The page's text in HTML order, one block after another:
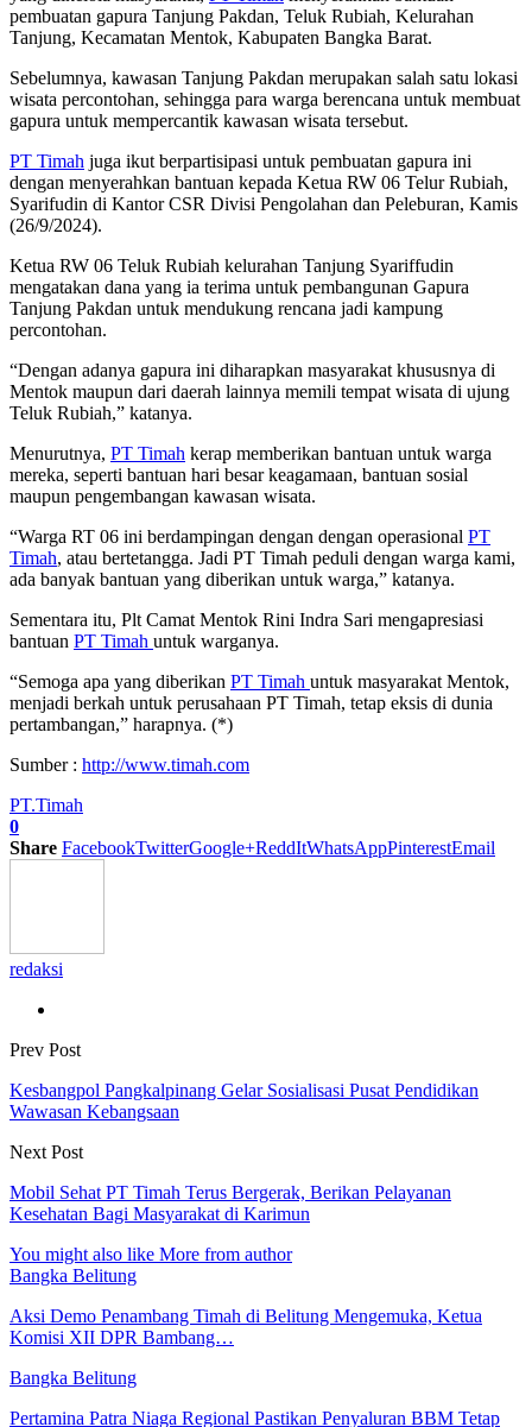
pembuatan gapura Tanjung Pakdan, Teluk Rubiah, Kelurahan
Tanjung, Kecamatan Mentok, Kabupaten Bangka Barat.
Sebelumnya, kawasan Tanjung Pakdan merupakan salah satu lokasi
wisata percontohan, sehingga para warga berencana untuk membuat
gapura untuk mempercantik kawasan wisata tersebut.
PT Timah juga ikut berpartisipasi untuk pembuatan gapura ini
dengan menyerahkan bantuan kepada Ketua RW 06 Telur Rubiah,
Syarifudin di Kantor CSR Divisi Pengolahan dan Peleburan, Kamis
(26/9/2024).
Ketua RW 06 Teluk Rubiah kelurahan Tanjung Syariffudin
mengatakan dana yang ia terima untuk pembangunan Gapura
Tanjung Pakdan untuk mendukung rencana jadi kampung
percontohan.
“Dengan adanya gapura ini diharapkan masyarakat khususnya di
Mentok maupun dari daerah lainnya memili tempat wisata di ujung
Teluk Rubiah,” katanya.
Menurutnya, PT Timah kerap memberikan bantuan untuk warga
mereka, seperti bantuan hari besar keagamaan, bantuan sosial
maupun pengembangan kawasan wisata.
“Warga RT 06 ini berdampingan dengan dengan operasional PT
Timah, atau bertetangga. Jadi PT Timah peduli dengan warga kami,
ada banyak bantuan yang diberikan untuk warga,” katanya.
Sementara itu, Plt Camat Mentok Rini Indra Sari mengapresiasi
bantuan PT Timah untuk warganya.
“Semoga apa yang diberikan PT Timah untuk masyarakat Mentok,
menjadi berkah untuk perusahaan PT Timah, tetap eksis di dunia
pertambangan,” harapnya. (*)
Sumber : http://www.timah.com
PT.Timah
0
Share FacebookTwitterGoogle+ReddItWhatsAppPinterestEmail
redaksi
Prev Post
Kesbangpol Pangkalpinang Gelar Sosialisasi Pusat Pendidikan
Wawasan Kebangsaan
Next Post
Mobil Sehat PT Timah Terus Bergerak, Berikan Pelayanan
Kesehatan Bagi Masyarakat di Karimun
You might also like More from author
Bangka Belitung
Aksi Demo Penambang Timah di Belitung Mengemuka, Ketua
Komisi XII DPR Bambang…
Bangka Belitung
Pertamina Patra Niaga Regional Pastikan Penyaluran BBM Tetap